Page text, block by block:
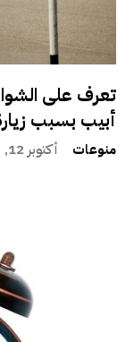
تعرف على
أبيب بسبب
منوعات أكتوبر 12, 2025